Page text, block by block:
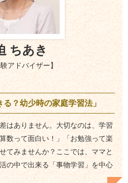
ちあき
アドバイザー】
？幼少時の家庭学習法」
はありません。大切なのは、学習
数って面白い！」「お勉強って楽
てみませんか？ここでは、ママと
の中で出来る「事物学習」を中心